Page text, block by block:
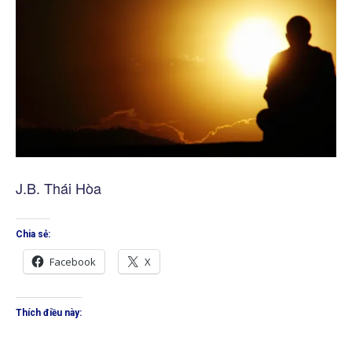
J.B. Thái Hòa
Chia sẻ:
Facebook X
Thích điều này: